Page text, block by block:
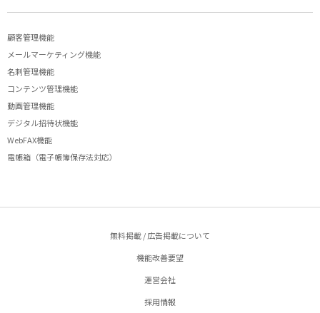
顧客管理機能
メールマーケティング機能
名刺管理機能
コンテンツ管理機能
動画管理機能
デジタル招待状機能
WebFAX機能
電帳箱（電子帳簿保存法対応）
無料掲載 / 広告掲載について
機能改善要望
運営会社
採用情報